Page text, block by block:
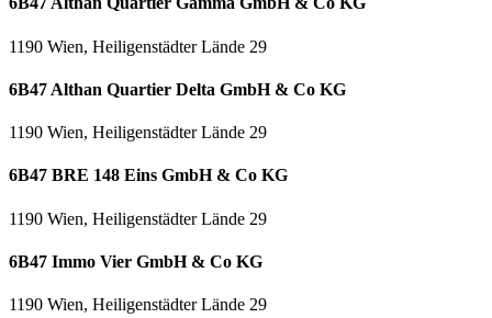
1190 Wien, Heiligenstädter Lände 29
6B47 Althan Quartier Delta GmbH & Co KG
1190 Wien, Heiligenstädter Lände 29
6B47 BRE 148 Eins GmbH & Co KG
1190 Wien, Heiligenstädter Lände 29
6B47 Immo Vier GmbH & Co KG
1190 Wien, Heiligenstädter Lände 29